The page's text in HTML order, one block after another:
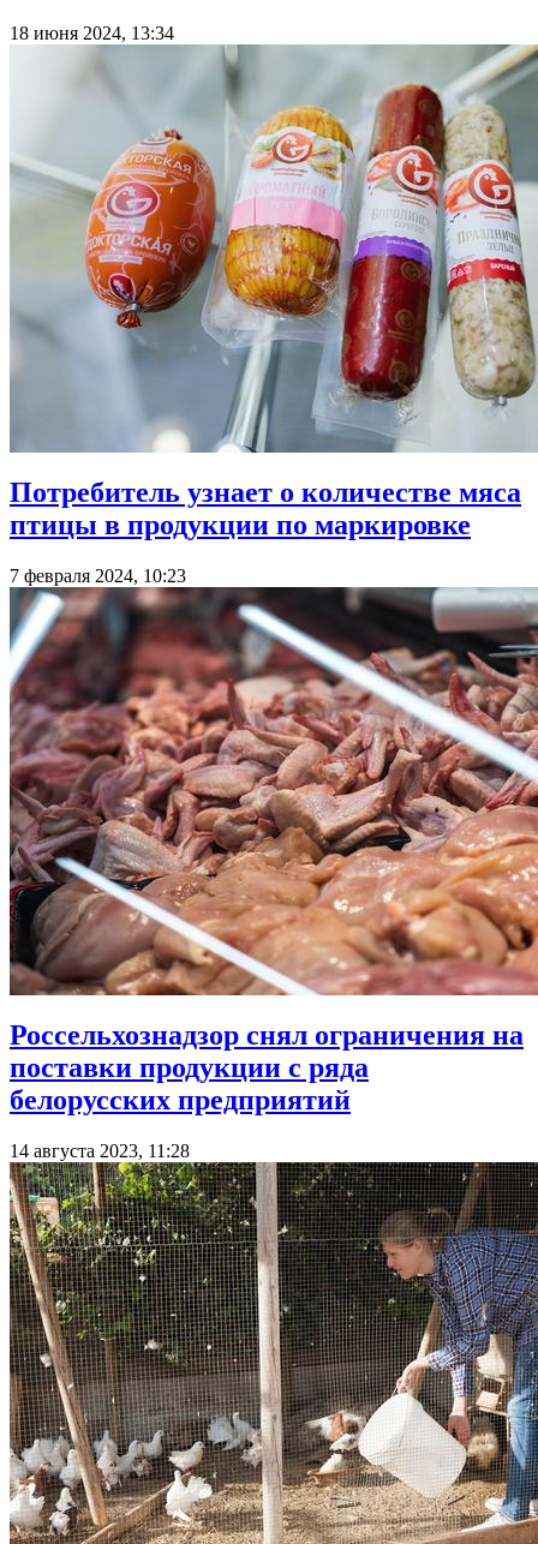
18 июня 2024, 13:34
Потребитель узнает о количестве мяса
птицы в продукции по маркировке
7 февраля 2024, 10:23
Россельхознадзор снял ограничения на
поставки продукции с ряда
белорусских предприятий
14 августа 2023, 11:28